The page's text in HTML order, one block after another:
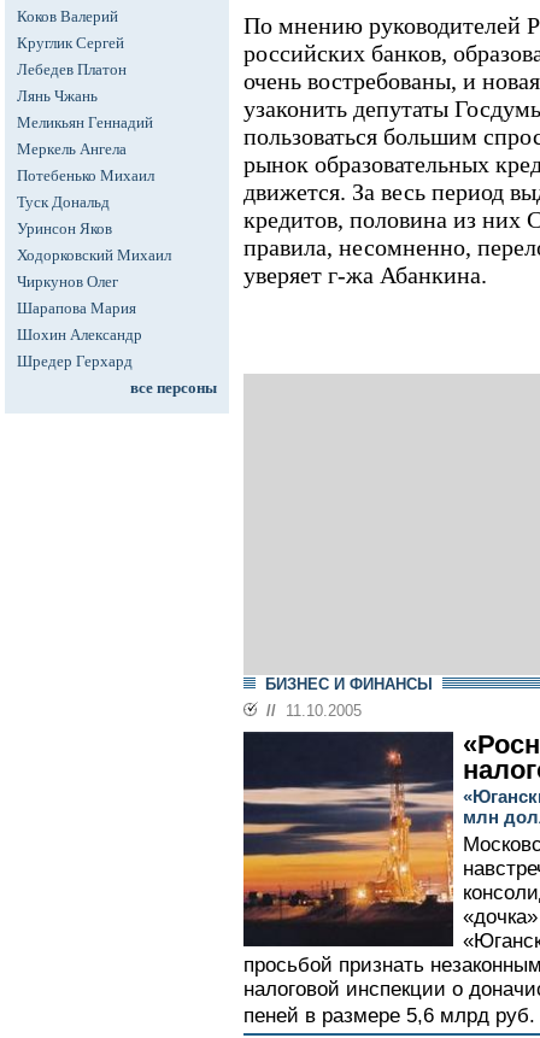
Коков Валерий
Круглик Сергей
Лебедев Платон
Лянь Чжань
Меликьян Геннадий
Меркель Ангела
Потебенько Михаил
Туск Дональд
Уринсон Яков
Ходорковский Михаил
Чиркунов Олег
Шарапова Мария
Шохин Александр
Шредер Герхард
все персоны
По мнению руководителей
российских банков,
очень востребованы, и
узаконить депутаты
пользоваться большим
рынок образовательных
движется. За весь период
кредитов, половина из них
правила, несомненно,
уверяет г-жа Абанкина.
БИЗНЕС И ФИНАНСЫ
// 11.10.2005
млн
просьбой признать
налоговой инспекции о
пеней в размере 5,6 млрд